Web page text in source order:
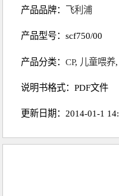
产品品牌： 飞利浦
产品型号：scf750/00
产品分类：CP, 儿童喂养,
说明书格式：PDF文件
更新日期：2014-01-1